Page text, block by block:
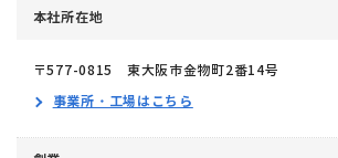
本社所在地
〒577-0815
東大阪市金物町2番14号
事業所・工場はこちら